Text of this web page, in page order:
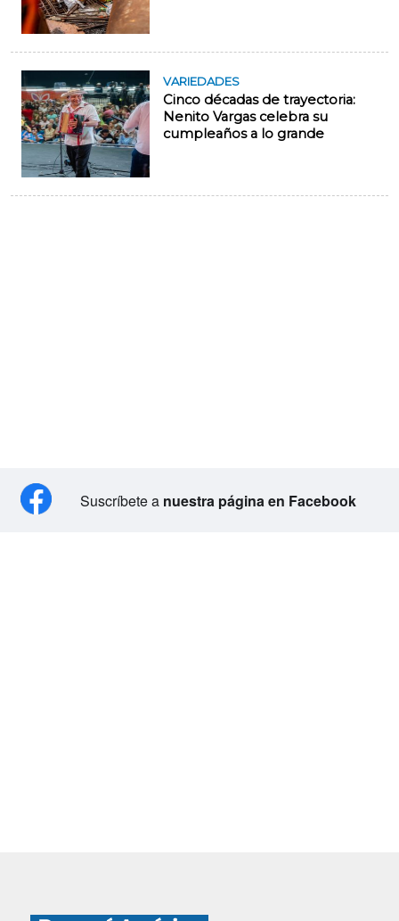
VARIEDADES
Cinco décadas de trayectoria:
Nenito Vargas celebra su
cumpleaños a lo grande
Suscríbete a nuestra página en Facebook